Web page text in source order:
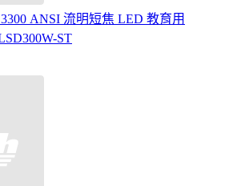
ANSI 流明短焦 LED 教育用
ST